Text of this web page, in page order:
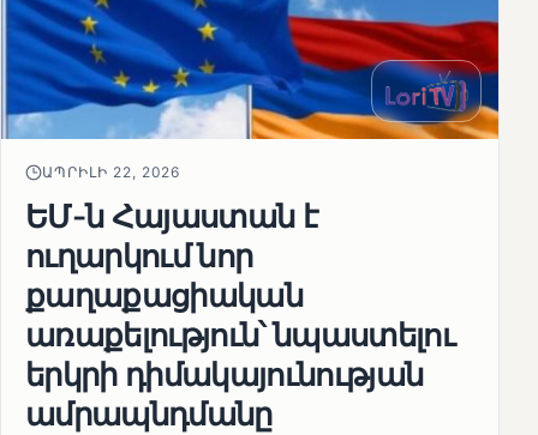
ԱՊՐԻԼԻ 22, 2026
ԵՄ-ն Հայաստան է
ուղարկում նոր
քաղաքացիական
առաքելություն՝ նպաստելու
երկրի դիմակայունության
ամրապնդմանը